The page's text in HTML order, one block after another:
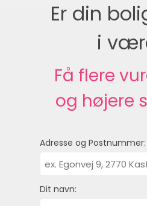
Er din
i
Få flere
og højere
Adresse og Postnummer:
Dit navn: